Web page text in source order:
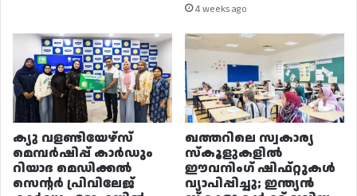
4 weeks ago
ക്യു വളണ്ടിയേഴ്‌സ്
മെമ്പർഷിപ്പ് കാർഡും
റിയാദ മെഡിക്കൽ
സെന്റർ പ്രിവിലേജ്
ഖത്തറിലെ സ്വകാര്യ
സ്കൂളുകളിൽ
ഈവനിംഗ് ഷിഫ്റ്റുകൾ
വ്യാപിപ്പിച്ചു; ഇന്ത്യൻ